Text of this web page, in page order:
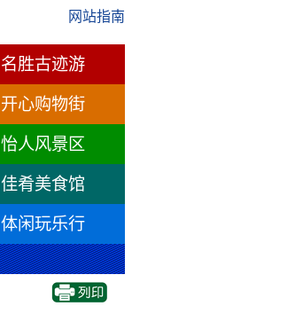
网站指南
名胜古迹游
开心购物街
怡人风景区
佳肴美食馆
体闲玩乐行